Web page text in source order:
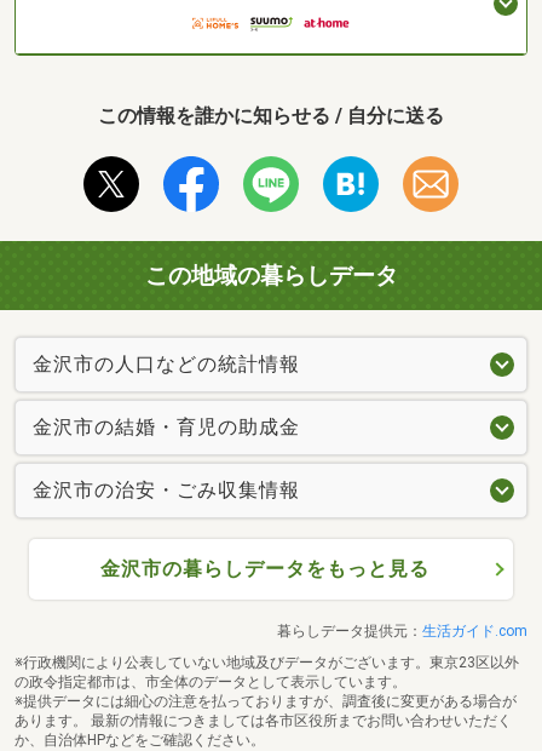
この情報を誰かに知らせる / 自分に送る
この地域の暮らしデータ
金沢市の人口などの統計情報
金沢市の結婚・育児の助成金
金沢市の治安・ごみ収集情報
金沢市の暮らしデータをもっと見る
暮らしデータ提供元： 生活ガイド.com
※行政機関により公表していない地域及びデータがございます。東京23区以外
の政令指定都市は、市全体のデータとして表示しています。
※提供データには細心の注意を払っておりますが、調査後に変更がある場合が
あります。 最新の情報につきましては各市区役所までお問い合わせいただく
か、自治体HPなどをご確認ください。